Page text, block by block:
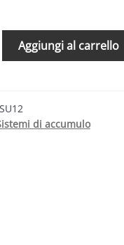
Aggiungi al carrello
di accumulo